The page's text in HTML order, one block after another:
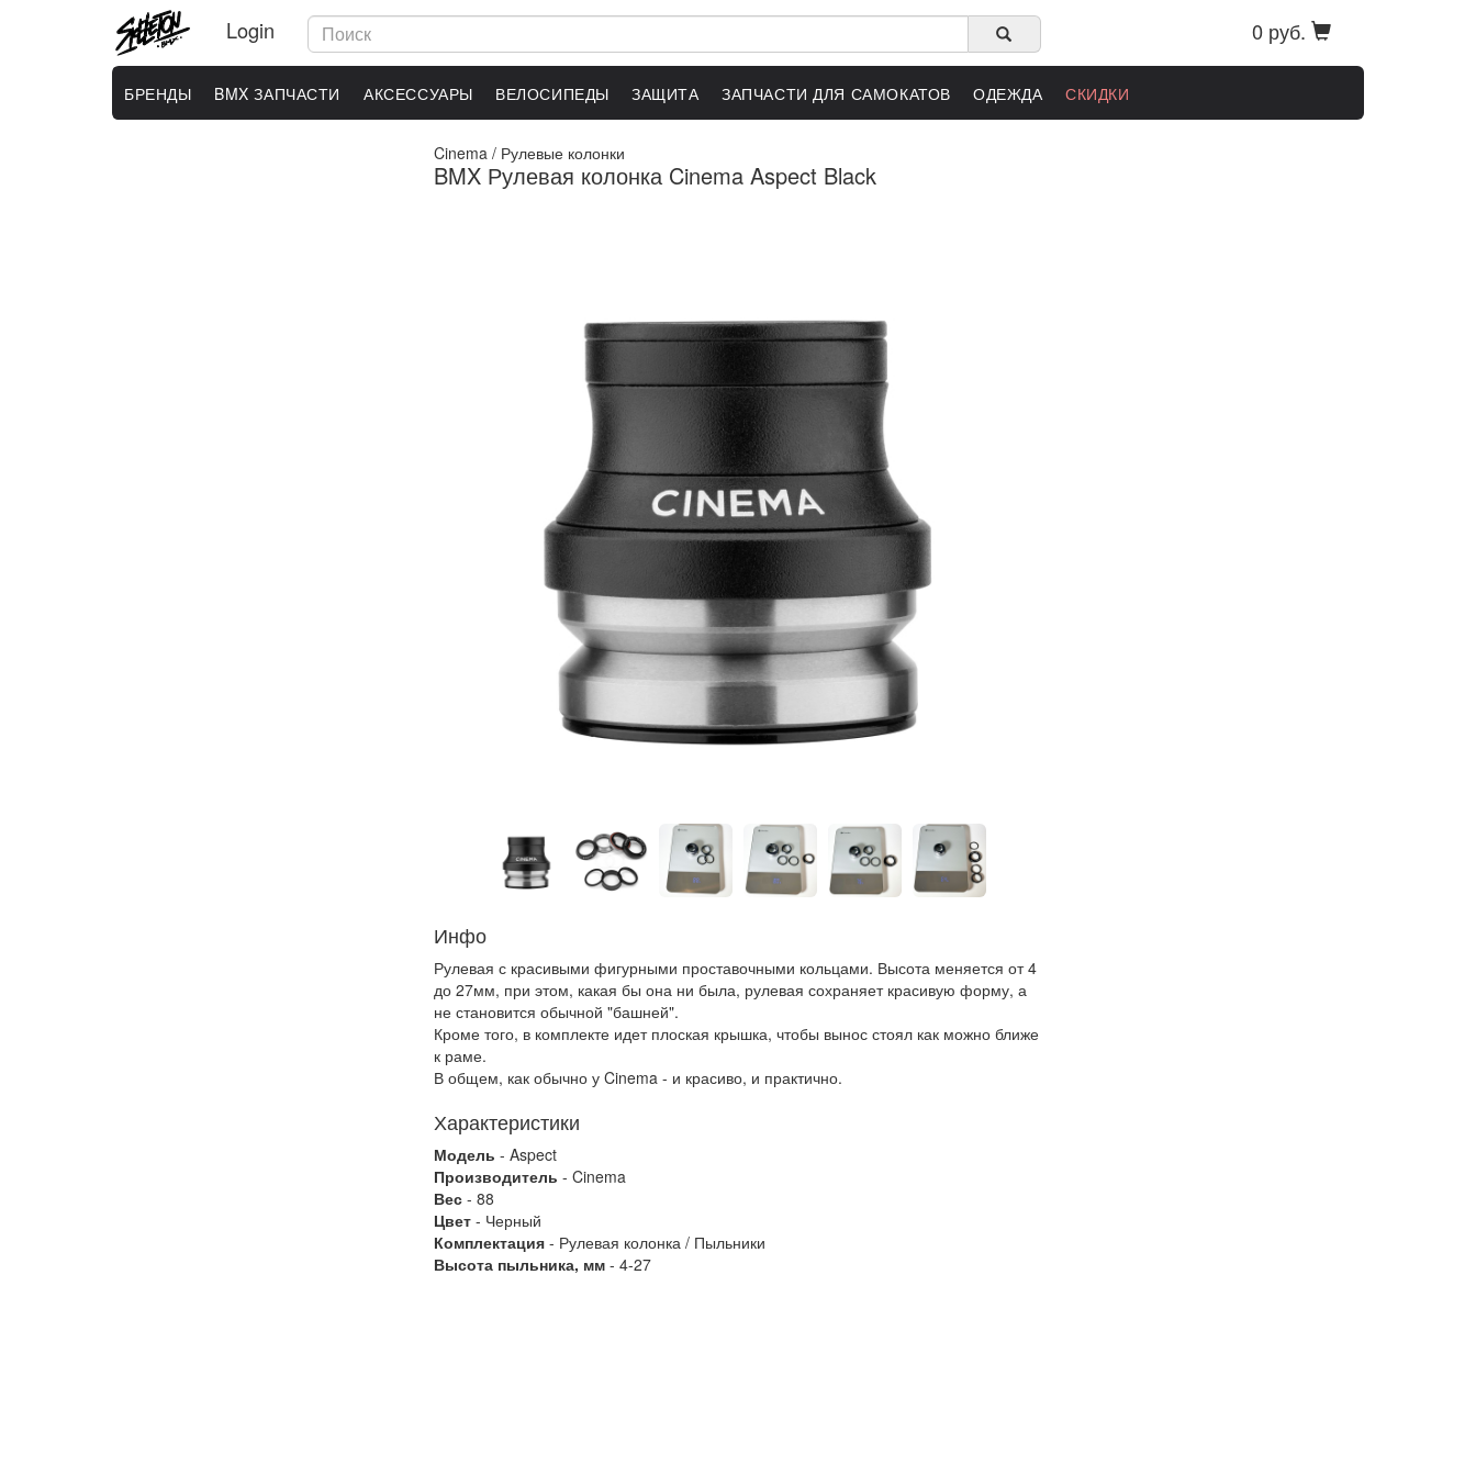
Login 0 руб.
БРЕНДЫ BMX ЗАПЧАСТИ АКСЕССУАРЫ ВЕЛОСИПЕДЫ ЗАЩИТА ЗАПЧАСТИ ДЛЯ САМОКАТОВ ОДЕЖДА СКИДКИ
Cinema/ Рулевые колонки
BMX Рулевая колонка Cinema Aspect Black
Инфо
Рулевая с красивыми фигурными проставочными кольцами. Высота меняется от 4
до 27мм, при этом, какая бы она ни была, рулевая сохраняет красивую форму, а
не становится обычной "башней".
Кроме того, в комплекте идет плоская крышка, чтобы вынос стоял как можно ближе
к раме.
В общем, как обычно у Cinema - и красиво, и практично.
Характеристики
Модель - Aspect
Производитель - Cinema
Вес- 88
Цвет- Черный
Комплектация- Рулевая колонка / Пыльники
Высота пыльника, мм- 4-27